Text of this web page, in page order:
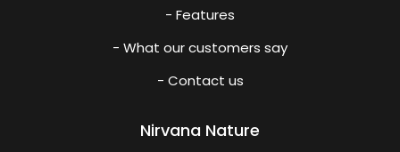
- Features
- What our customers say
- Contact us
Nirvana Nature